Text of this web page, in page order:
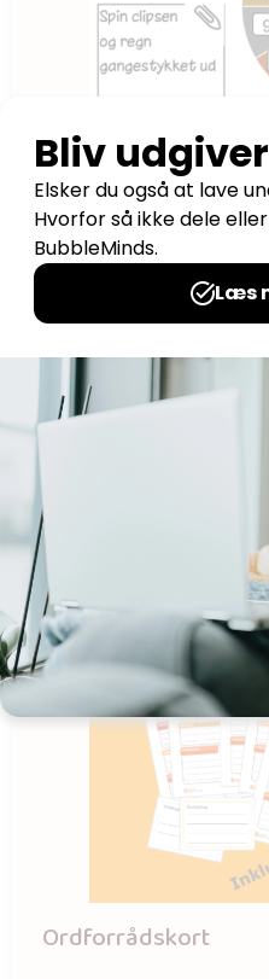
SPIN og REGN
Udgives af: Mette Weber Johansen
0,00 kr
Ordforrådskort